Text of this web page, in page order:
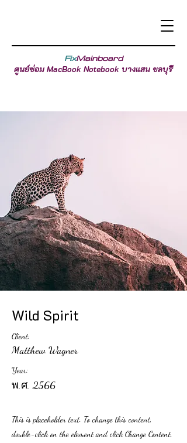
FixMainboard
ศูนย์ซ่อม MacBook Notebook บางแสน ชลบุรี
Wild Spirit
Client:
Matthew Wagner
Year:
พ.ศ. 2566
This is placeholder text. To change this content,
double-click on the element and click Change Content.